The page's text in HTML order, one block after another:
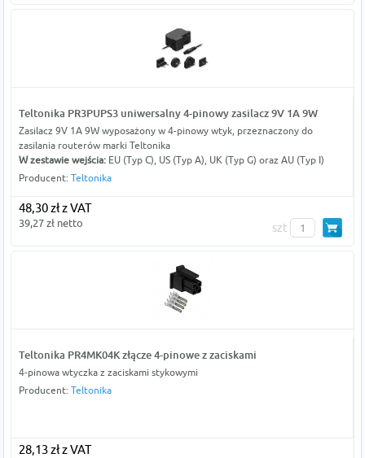
Teltonika PR3PUPS3 uniwersalny 4-pinowy zasilacz 9V 1A 9W
Zasilacz 9V 1A 9W wyposażony w 4-pinowy wtyk, przeznaczony do
zasilania routerów marki Teltonika
W zestawie wejścia:EU (Typ C), US (Typ A), UK (Typ G) oraz AU (Typ I)
Producent: Teltonika
48,30 zł z VAT
39,27 zł netto szt
Teltonika PR4MK04K złącze 4-pinowe z zaciskami
4-pinowa wtyczka z zaciskami stykowymi
Producent: Teltonika
28,13 zł z VAT